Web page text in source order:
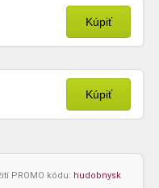
Kúpiť
Kúpiť
PROMO kódu: hudobnysk